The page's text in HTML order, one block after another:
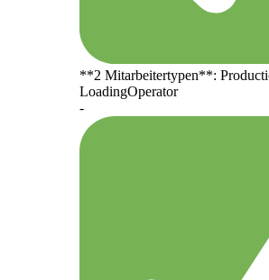
**2 Mitarbeitertypen**:
LoadingOperator
-